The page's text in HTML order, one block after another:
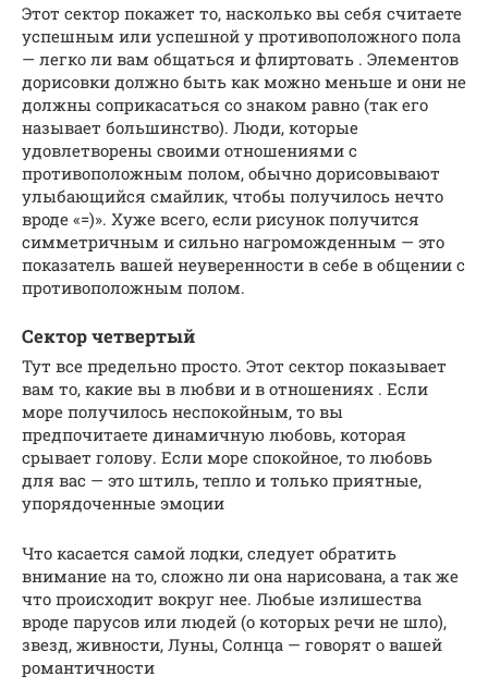
Этот сектор покажет то, насколько вы себя считаете
успешным или успешной у противоположного пола
— легко ли вам общаться и флиртовать . Элементов
дорисовки должно быть как можно меньше и они не
должны соприкасаться со знаком равно (так его
называет большинство). Люди, которые
удовлетворены своими отношениями с
противоположным полом, обычно дорисовывают
улыбающийся смайлик, чтобы получилось нечто
вроде «=)». Хуже всего, если рисунок получится
симметричным и сильно нагроможденным — это
показатель вашей неуверенности в себе в общении с
противоположным полом.
Сектор четвертый
Тут все предельно просто. Этот сектор показывает
вам то, какие вы в любви и в отношениях . Если
море получилось неспокойным, то вы
предпочитаете динамичную любовь, которая
срывает голову. Если море спокойное, то любовь
для вас — это штиль, тепло и только приятные,
упорядоченные эмоции
Что касается самой лодки, следует обратить
внимание на то, сложно ли она нарисована, а так же
что происходит вокруг нее. Любые излишества
вроде парусов или людей (о которых речи не шло),
звезд, живности, Луны, Солнца — говорят о вашей
романтичности